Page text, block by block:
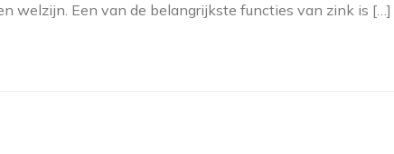
welzijn. Een van de belangrijkste functies van zink is […]